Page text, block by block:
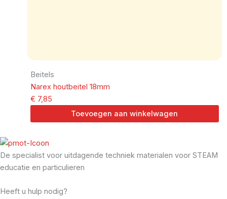
Beitels
Narex houtbeitel 18mm
€ 7,85
Toevoegen aan winkelwagen
De specialist voor uitdagende techniek materialen voor STEAM
educatie en particulieren
Heeft u hulp nodig?